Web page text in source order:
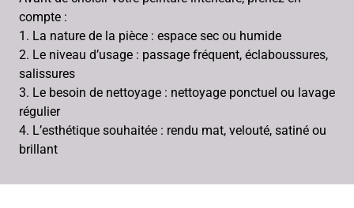
compte :
1. La nature de la pièce : espace sec ou humide
2. Le niveau d’usage : passage fréquent, éclaboussures,
salissures
3. Le besoin de nettoyage : nettoyage ponctuel ou lavage
régulier
4. L’esthétique souhaitée : rendu mat, velouté, satiné ou
brillant